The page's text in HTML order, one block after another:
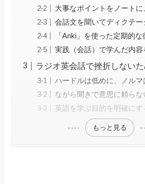
大事なポイントをノートに
会話文を聞いてディクテー
「Anki」を使った定期的な
実践（会話）で学んだ内容
ラジオ英会話で挫折しない
ハードルは低めに、ノルマ
ながら聞きで意思に頼らな
英語を学ぶ目的を明確にす
もっと見る